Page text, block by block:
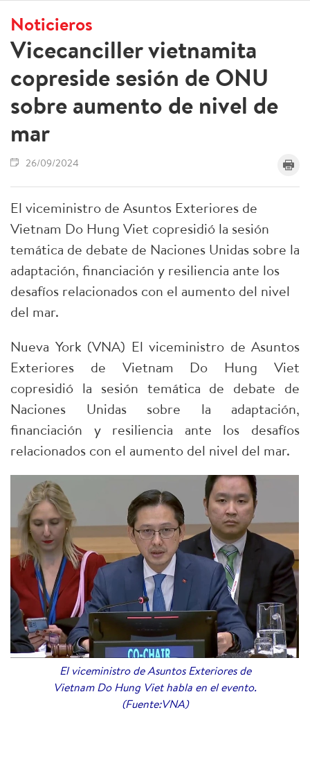
Noticieros
Vicecanciller vietnamita
copreside sesión de ONU
sobre aumento de nivel de
mar
26/09/2024
El viceministro de Asuntos Exteriores de
Vietnam Do Hung Viet copresidió la sesión
temática de debate de Naciones Unidas sobre la
adaptación, financiación y resiliencia ante los
desafíos relacionados con el aumento del nivel
del mar.
Nueva York (VNA) El viceministro de Asuntos
Exteriores de Vietnam Do Hung Viet
copresidió la sesión temática de debate de
Naciones Unidas sobre la adaptación,
financiación y resiliencia ante los desafíos
relacionados con el aumento del nivel del mar.
El viceministro de Asuntos Exteriores de
Vietnam Do Hung Viet habla en el evento.
(Fuente:VNA)